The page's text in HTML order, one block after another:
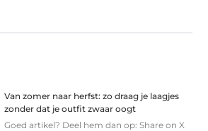
Van zomer naar herfst: zo draag je laagjes
zonder dat je outfit zwaar oogt
Goed artikel? Deel hem dan op: Share on X